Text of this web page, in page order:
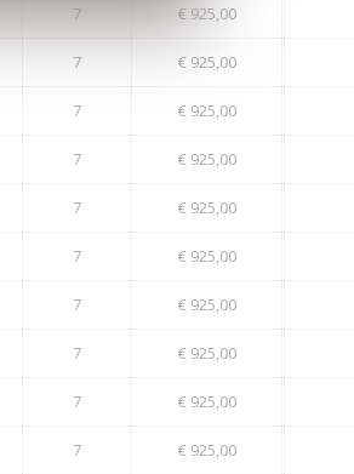
7 € 925,00
7 € 925,00
7 € 925,00
7 € 925,00
7 € 925,00
7 € 925,00
7 € 925,00
7 € 925,00
7 € 925,00
7 € 925,00